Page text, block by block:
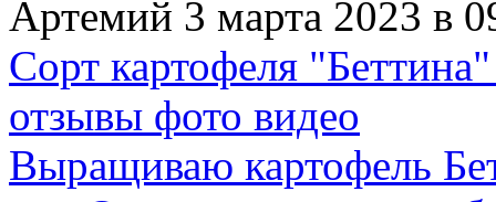
Артемий 3 марта 2023 в
Сорт картофеля
отзывы фото видео
Выращиваю картофель